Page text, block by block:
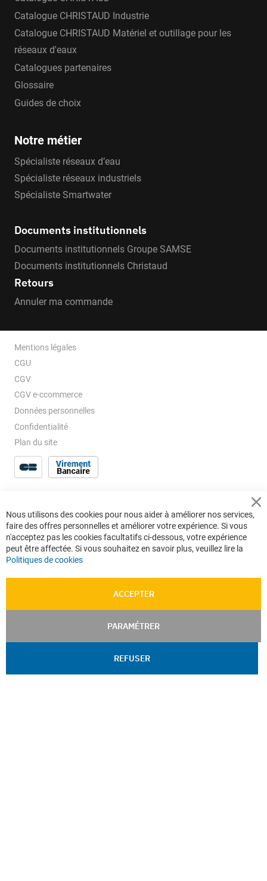
Catalogue CHRISTAUD Industrie
Catalogue CHRISTAUD Matériel et outillage pour les
réseaux d'eaux
Catalogues partenaires
Glossaire
Guides de choix
Notre métier
Spécialiste réseaux d’eau
Spécialiste réseaux industriels
Spécialiste Smartwater
Documents institutionnels
Documents institutionnels Groupe SAMSE
Documents institutionnels Christaud
Retours
Annuler ma commande
Mentions légales
CGU
CGV
CGV e-ccommerce
Données personnelles
Confidentialité
Plan du site
Nous utilisons des cookies pour nous aider à améliorer nos services,
faire des offres personnelles et améliorer votre expérience. Si vous
n'acceptez pas les cookies facultatifs ci-dessous, votre expérience
peut être affectée. Si vous souhaitez en savoir plus, veuillez lire la
Politiques de cookies
ACCEPTER
PARAMÉTRER
REFUSER